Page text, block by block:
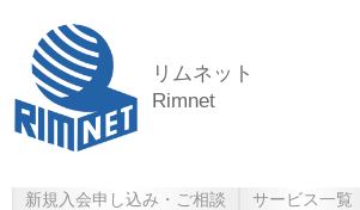
リムネット
Rimnet
新規入会申し込み・ご相談 サービス一覧